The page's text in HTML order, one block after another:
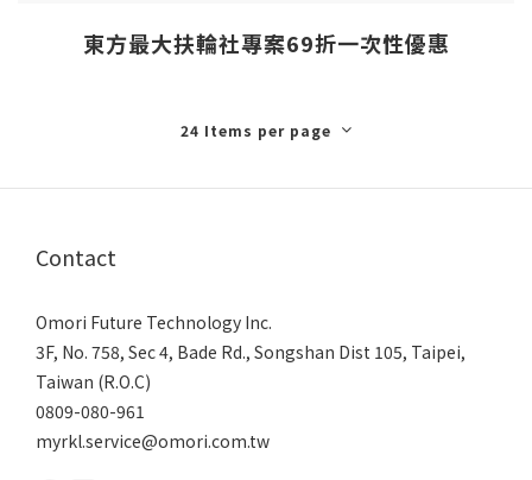
東方最大扶輪社專案69折一次性優惠
24 Items per page
Contact
Omori Future Technology Inc.
3F, No. 758, Sec 4, Bade Rd., Songshan Dist 105, Taipei,
Taiwan (R.O.C)
0809-080-961
myrkl.service@omori.com.tw